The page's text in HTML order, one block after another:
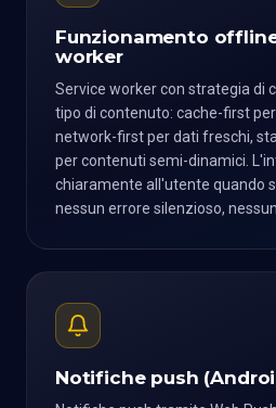
Funzionamento
worker
Service worker con strategia di
tipo di contenuto: cache-first
network-first per dati freschi,
per contenuti semi-dinamici.
chiaramente all'utente quando
nessun errore silenzioso,
Notifiche push